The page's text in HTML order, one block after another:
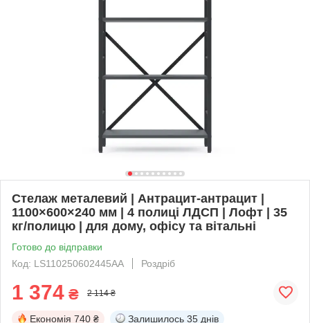
Стелаж металевий | Антрацит-антрацит |
1100×600×240 мм | 4 полиці ЛДСП | Лофт | 35
кг/полицю | для дому, офісу та вітальні
Готово до відправки
Код: LS110250602445AA
Роздріб
1 374 ₴ 2 114 ₴
Економія 740 ₴ Залишилось 35 днів